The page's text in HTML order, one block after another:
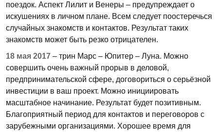
поездок. Аспект Лилит и Венеры – предупреждает о
искушениях в личном плане. Всем следует поостеречься
случайных знакомств и контактов. Результат таких
знакомств может быть резко отрицателен.
18 мая 2017 – трин Марс – Юпитер – Луна. Можно
совершить очень важный прорыв в деловой,
предпринимательской сфере, договориться о серьёзной
инвестиции в ваш проект. Можно инициировать
масштабное начинание. Результат будет позитивным.
Благоприятный период для контактов и переговоров с
зарубежными организациями. Хорошее время для